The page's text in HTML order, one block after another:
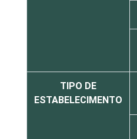
TIPO DE
ESTABELECIMENTO